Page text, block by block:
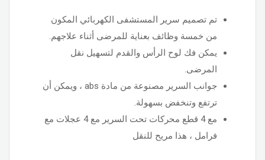
تم تصميم سرير المستشفى الكهربائي المكون
من خمسة وظائف بعناية للمرضى أثناء علاجهم.
يمكن فك لوح الرأس والقدم لتسهيل نقل
المرضى.
جوانب السرير مصنوعة من مادة abs ، ويمكن أن
ترتفع وتنخفض بسهولة.
مع 4 قطع محركات تحت السرير مع 4 عجلات مع
فرامل ، هذا مريح للنقل